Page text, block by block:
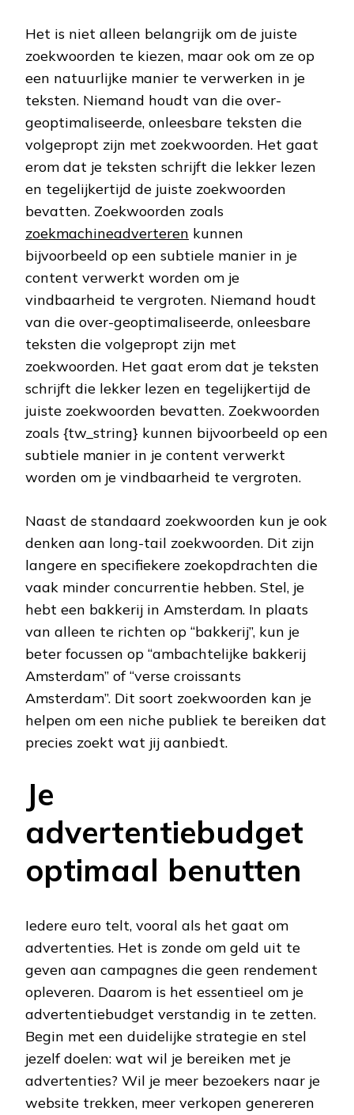
Het is niet alleen belangrijk om de juiste
zoekwoorden te kiezen, maar ook om ze op
een natuurlijke manier te verwerken in je
teksten. Niemand houdt van die over-
geoptimaliseerde, onleesbare teksten die
volgepropt zijn met zoekwoorden. Het gaat
erom dat je teksten schrijft die lekker lezen
en tegelijkertijd de juiste zoekwoorden
bevatten. Zoekwoorden zoals
zoekmachineadverteren kunnen
bijvoorbeeld op een subtiele manier in je
content verwerkt worden om je
vindbaarheid te vergroten. Niemand houdt
van die over-geoptimaliseerde, onleesbare
teksten die volgepropt zijn met
zoekwoorden. Het gaat erom dat je teksten
schrijft die lekker lezen en tegelijkertijd de
juiste zoekwoorden bevatten. Zoekwoorden
zoals {tw_string} kunnen bijvoorbeeld op een
subtiele manier in je content verwerkt
worden om je vindbaarheid te vergroten.
Naast de standaard zoekwoorden kun je ook
denken aan long-tail zoekwoorden. Dit zijn
langere en specifiekere zoekopdrachten die
vaak minder concurrentie hebben. Stel, je
hebt een bakkerij in Amsterdam. In plaats
van alleen te richten op “bakkerij”, kun je
beter focussen op “ambachtelijke bakkerij
Amsterdam” of “verse croissants
Amsterdam”. Dit soort zoekwoorden kan je
helpen om een niche publiek te bereiken dat
precies zoekt wat jij aanbiedt.
Je
advertentiebudget
optimaal benutten
Iedere euro telt, vooral als het gaat om
advertenties. Het is zonde om geld uit te
geven aan campagnes die geen rendement
opleveren. Daarom is het essentieel om je
advertentiebudget verstandig in te zetten.
Begin met een duidelijke strategie en stel
jezelf doelen: wat wil je bereiken met je
advertenties? Wil je meer bezoekers naar je
website trekken, meer verkopen genereren